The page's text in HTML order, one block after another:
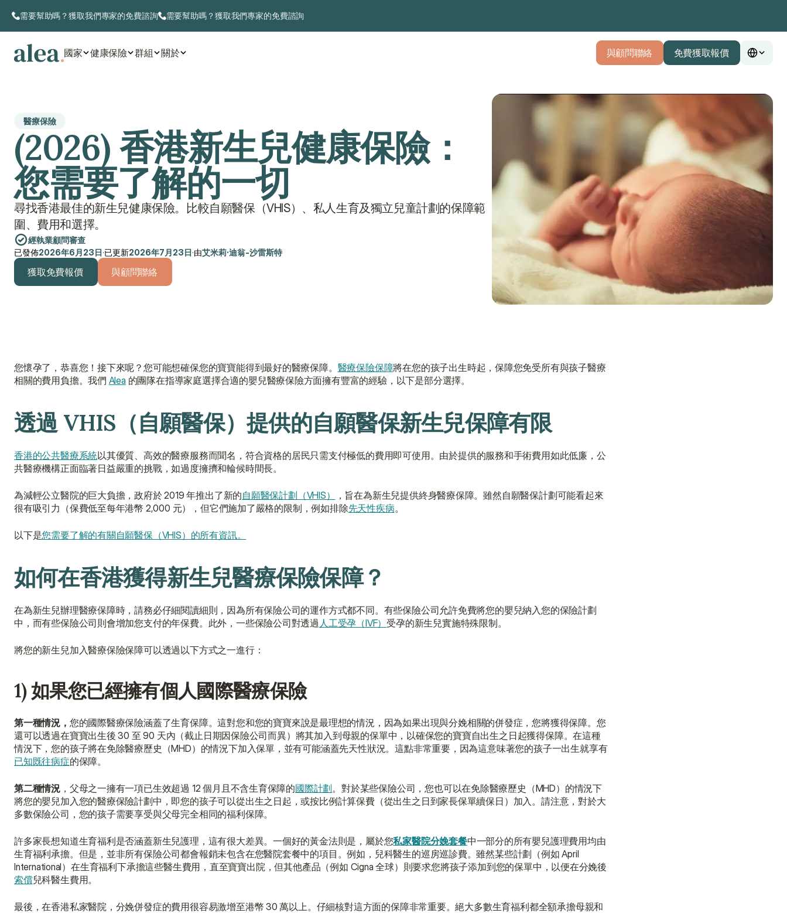
需要幫助嗎？獲取我們專家的免費諮詢 需要幫助嗎？獲取我們專家的免費諮詢
國家 健康保險 群組 關於 與顧問聯絡 免費獲取報價
醫療保險
(2026) 香港新生兒健康保險：
您需要了解的一切
尋找香港最佳的新生兒健康保險。比較自願醫保（VHIS）、私人生育及獨立兒童計劃的保障範
圍、費用和選擇。
經執業顧問審查
已發佈2026年6月23日·已更新2026年7月23日·由艾米莉·迪翁-沙雷斯特
獲取免費報價 與顧問聯絡
您懷孕了，恭喜您！接下來呢？您可能想確保您的寶寶能得到最好的醫療保障。 醫療保險保障將在您的孩子出生時起，保障您免受所有與孩子醫療
相關的費用負擔。我們 Alea 的團隊在指導家庭選擇合適的嬰兒醫療保險方面擁有豐富的經驗，以下是部分選擇。
透過 VHIS（自願醫保）提供的自願醫保新生兒保障有限
香港的公共醫療系統以其優質、高效的醫療服務而聞名，符合資格的居民只需支付極低的費用即可使用。由於提供的服務和手術費用如此低廉，公
共醫療機構正面臨著日益嚴重的挑戰，如過度擁擠和輪候時間長。
為減輕公立醫院的巨大負擔，政府於 2019 年推出了新的自願醫保計劃（VHIS）
，旨在為新生兒提供終身醫療保障。雖然自願醫保計劃可能看起來
很有吸引力（保費低至每年港幣 2,000 元），但它們施加了嚴格的限制，例如排除先天性疾病。
以下是您需要了解的有關自願醫保（VHIS）的所有資訊。
如何在香港獲得新生兒醫療保險保障？
在為新生兒辦理醫療保障時，請務必仔細閱讀細則，因為所有保險公司的運作方式都不同。有些保險公司允許免費將您的嬰兒納入您的保險計劃
中，而有些保險公司則會增加您支付的年保費。此外，一些保險公司對透過 人工受孕（IVF） 受孕的新生兒實施特殊限制。
將您的新生兒加入醫療保險保障可以透過以下方式之一進行：
1) 如果您已經擁有個人國際醫療保險
第一種情況， 您的國際醫療保險涵蓋了生育保障。這對您和您的寶寶來說是最理想的情況，因為如果出現與分娩相關的併發症，您將獲得保障。您
還可以透過在寶寶出生後 30 至 90 天內（截止日期因保險公司而異）將其加入到母親的保單中，以確保您的寶寶自出生之日起獲得保障。在這種
情況下，您的孩子將在免除醫療歷史（MHD）的情況下加入保單，並有可能涵蓋先天性狀況。這點非常重要，因為這意味著您的孩子一出生就享有
已知既往病症的保障。
第二種情況，父母之一擁有一項已生效超過 12 個月且不含生育保障的國際計劃。對於某些保險公司，您也可以在免除醫療歷史（MHD）的情況下
將您的嬰兒加入您的醫療保險計劃中，即您的孩子可以從出生之日起，或按比例計算保費（從出生之日到家長保單續保日）加入。請注意，對於大
多數保險公司，您的孩子需要享受與父母完全相同的福利保障。
許多家長想知道生育福利是否涵蓋新生兒護理，這有很大差異。一個好的黃金法則是，屬於您私家醫院分娩套餐中一部分的所有嬰兒護理費用均由
生育福利承擔。但是，並非所有保險公司都會報銷未包含在您醫院套餐中的項目。例如，兒科醫生的巡房巡診費。雖然某些計劃（例如 April
International）在生育福利下承擔這些醫生費用，直至寶寶出院，但其他產品（例如 Cigna 全球）則要求您將孩子添加到您的保單中，以便在分娩後
索償兒科醫生費用。
最後，在香港私家醫院，分娩併發症的費用很容易激增至港幣 30 萬以上。仔細核對這方面的保障非常重要。絕大多數生育福利都全額承擔母親和